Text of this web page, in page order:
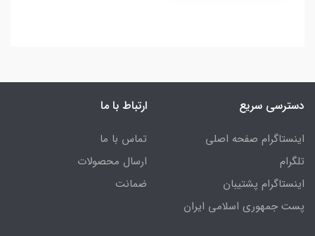
دسترسی سریع
اینستاگرام صفحه اصلی
تلگرام
اینستاگرام پشتیبان
پست جمهوری اسلامی ایران
ارتباط با ما
تماس با ما
ارسال محصولات
ضمانت